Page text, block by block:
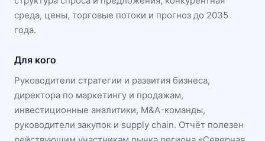
среда, цены, торговые потоки и прогноз до 2035
года.
Для кого
Руководители стратегии и развития бизнеса,
директора по маркетингу и продажам,
инвестиционные аналитики, M&A-команды,
руководители закупок и supply chain. Отчёт полезен